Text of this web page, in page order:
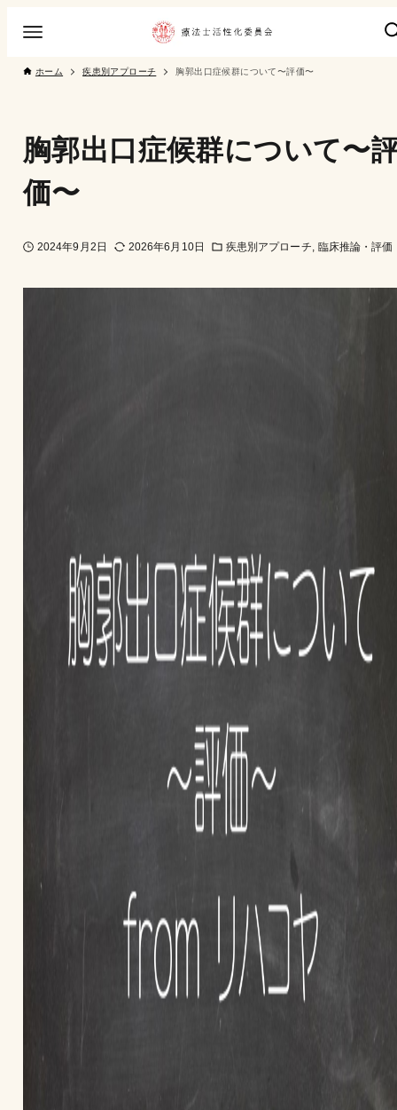
ホーム 疾患別アプローチ 胸郭出口症候群について〜評価〜
胸郭出口症候群について〜
価〜
2024年9月2日 2026年6月10日 疾患別アプローチ 臨床推論・評価